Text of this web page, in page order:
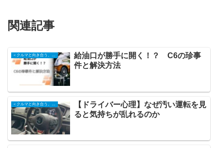
関連記事
＜クルマと向き合う、日々の記録＞
給油口が勝手に開く！？ C6の珍事
件と解決方法
【ドライバー心理】なぜ汚い運転を見
ると気持ちが乱れるのか